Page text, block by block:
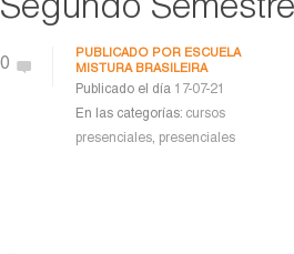
Segundo Semestre
0
PUBLICADO POR ESCUELA
MISTURA BRASILEIRA
Publicado el día 17-07-21
En las categorías: cursos
presenciales, presenciales